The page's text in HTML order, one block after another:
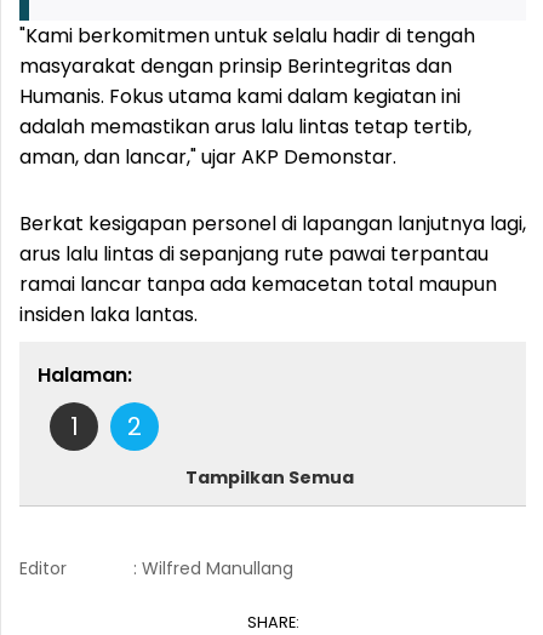
"Kami berkomitmen untuk selalu hadir di tengah
masyarakat dengan prinsip Berintegritas dan
Humanis. Fokus utama kami dalam kegiatan ini
adalah memastikan arus lalu lintas tetap tertib,
aman, dan lancar," ujar AKP Demonstar.
Berkat kesigapan personel di lapangan lanjutnya lagi,
arus lalu lintas di sepanjang rute pawai terpantau
ramai lancar tanpa ada kemacetan total maupun
insiden laka lantas.
Halaman:
1 2
Tampilkan Semua
Editor : Wilfred Manullang
SHARE: